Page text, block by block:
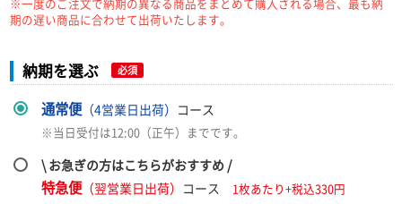
期の遅い商品に合わせて出荷いたします。
納期を選ぶ 必須
通常便（4営業日出荷） コース
※当日受付は12:00（正午）までです。
\ お急ぎの方はこちらがおすすめ /
特急便（翌営業日出荷） コース
1枚あたり+税込330円